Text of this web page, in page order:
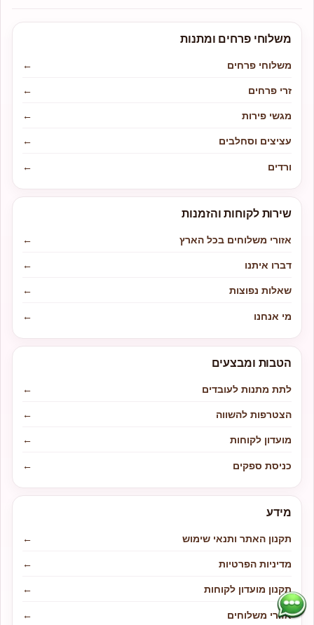
משלוחי פרחים ומתנות
משלוחי פרחים
←
זרי פרחים
←
מגשי פירות
←
עציצים וסחלבים
←
ורדים
←
שירות לקוחות והזמנות
אזורי משלוחים בכל הארץ
←
דברו איתנו
←
שאלות נפוצות
←
מי אנחנו
←
הטבות ומבצעים
לתת מתנות לעובדים
←
הצטרפות להשווה
←
מועדון לקוחות
←
כניסת ספקים
←
מידע
תקנון האתר ותנאי שימוש
←
מדיניות הפרטיות
←
תקנון מועדון לקוחות
←
אזורי משלוחים
←